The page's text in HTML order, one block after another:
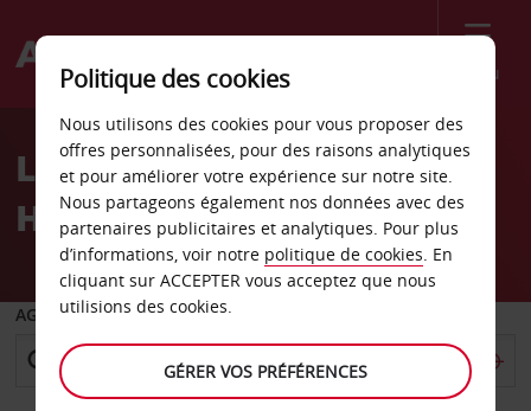
Menu
Welcome
AvisLocation de voiture
Hambourg Harburg
AGENCE DE DÉPART
Politique des cookies
Nous utilisons des cookies pour vous proposer des
offres personnalisées, pour des raisons analytiques
et pour améliorer votre expérience sur notre site.
Nous partageons également nos données avec des
partenaires publicitaires et analytiques. Pour plus
d’informations, voir notre politique de cookies. En
cliquant sur ACCEPTER vous acceptez que nous
utilisions des cookies.
GÉRER VOS PRÉFÉRENCES